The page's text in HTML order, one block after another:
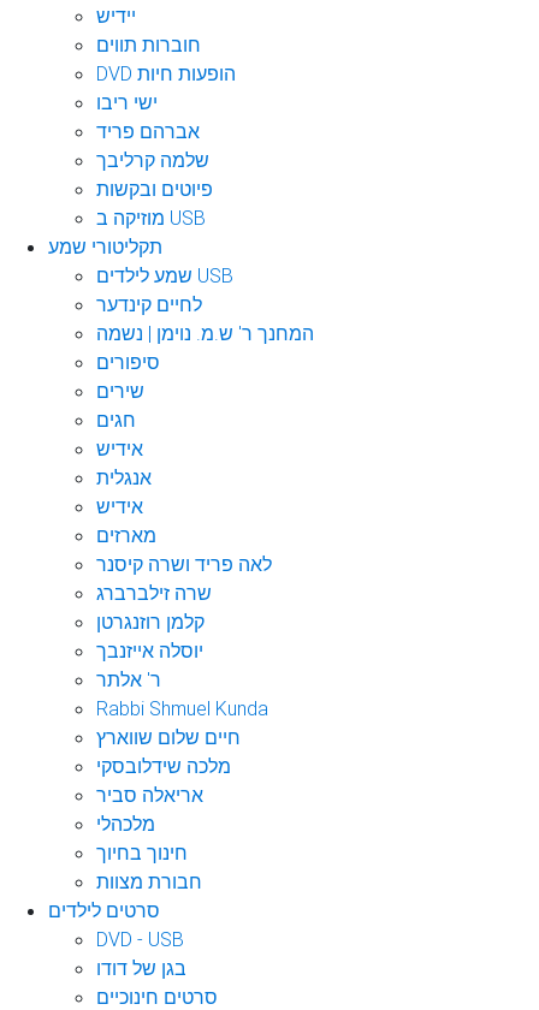
יידיש
חוברות תווים
DVD הופעות חיות
ישי ריבו
אברהם פריד
שלמה קרליבך
פיוטים ובקשות
מוזיקה ב USB
תקליטורי שמע
שמע לילדים USB
לחיים קינדער
המחנך ר' ש.מ. נוימן | נשמה
סיפורים
שירים
חגים
אידיש
אנגלית
אידיש
מארזים
לאה פריד ושרה קיסנר
שרה זילברברג
קלמן רוזנגרטן
יוסלה אייזנבך
ר' אלתר
Rabbi Shmuel Kunda
חיים שלום שווארץ
מלכה שידלובסקי
אריאלה סביר
מלכהלי
חינוך בחיוך
חבורת מצוות
סרטים לילדים
DVD - USB
בגן של דודו
סרטים חינוכיים